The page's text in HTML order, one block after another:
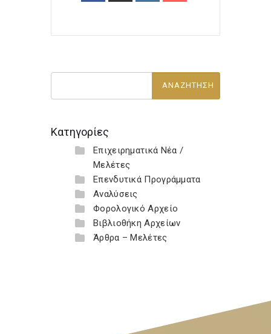
Κατηγορίες
Επιχειρηματικά Νέα /
Μελέτες
Επενδυτικά Προγράμματα
Αναλύσεις
Φορολογικό Αρχείο
Βιβλιοθήκη Αρχείων
Άρθρα – Μελέτες